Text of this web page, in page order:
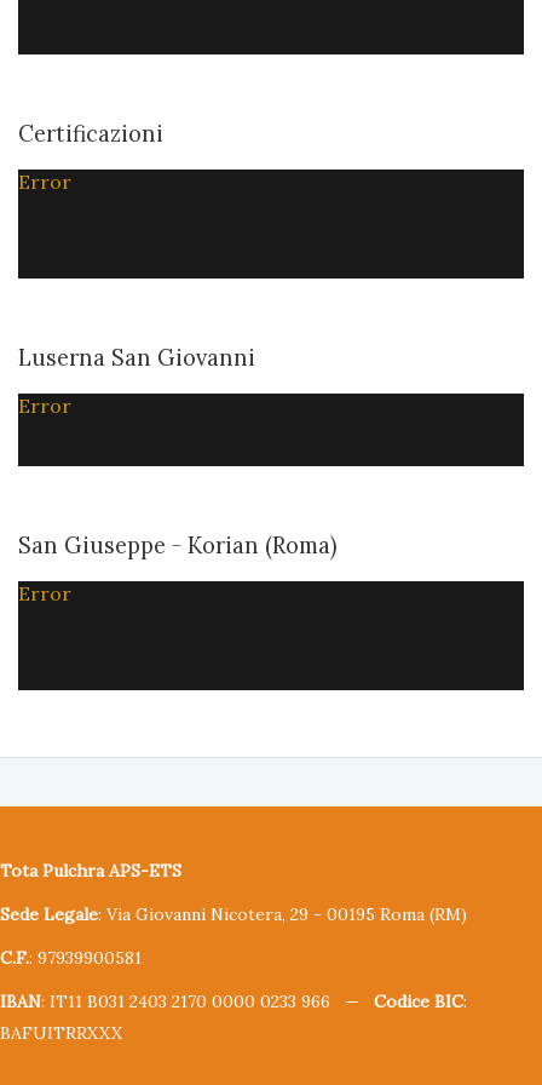
Certificazioni
Error
Luserna San Giovanni
Error
San Giuseppe - Korian (Roma)
Error
Tota Pulchra APS-ETS
Sede Legale: Via Giovanni Nicotera, 29 - 00195 Roma (RM)
C.F.: 97939900581
IBAN: IT11 B031 2403 2170 0000 0233 966 — Codice BIC:
BAFUITRRXXX